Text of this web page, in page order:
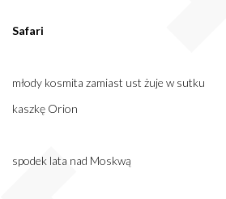
Safari
młody kosmita zamiast ust żuje w sutku
kaszkę Orion
spodek lata nad Moskwą